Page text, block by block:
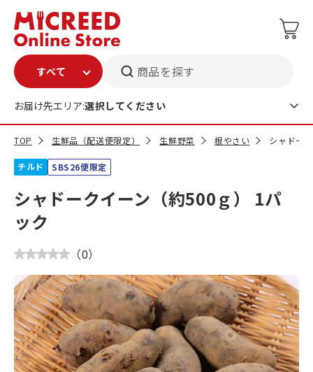
商品を探す
お届け先エリア:選択してください
TOP 生鮮品（配送便限定） 生鮮野菜 根やさい シャドー
チルド SBS26便限定
シャドークイーン（約500ｇ） 1パ
ック
（0）